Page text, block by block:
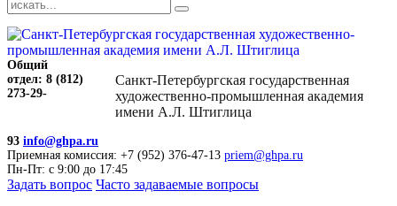
Санкт-Петербургская государственная
художественно-промышленная академия
имени А.Л. Штиглица
Общий
отдел: 8 (812)
273-29-
93 info@ghpa.ru
Приемная комиссия: +7 (952) 376-47-13 priem@ghpa.ru
Пн-Пт: с 9:00 до 17:45
Задать вопрос Часто задаваемые вопросы